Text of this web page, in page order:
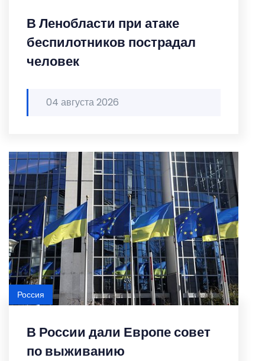
В Ленобласти при атаке
беспилотников пострадал
человек
04 августа 2026
В России дали Европе совет
по выживанию
Россия